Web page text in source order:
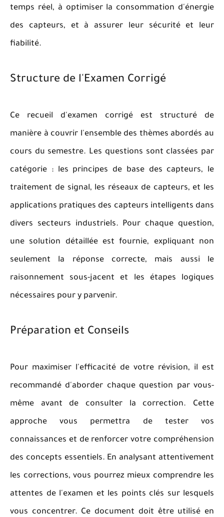
temps réel, à optimiser la consommation d'énergie
des capteurs, et à assurer leur sécurité et leur
fiabilité.
Structure de l'Examen Corrigé
Ce recueil d'examen corrigé est structuré de
manière à couvrir l'ensemble des thèmes abordés au
cours du semestre. Les questions sont classées par
catégorie : les principes de base des capteurs, le
traitement de signal, les réseaux de capteurs, et les
applications pratiques des capteurs intelligents dans
divers secteurs industriels. Pour chaque question,
une solution détaillée est fournie, expliquant non
seulement la réponse correcte, mais aussi le
raisonnement sous-jacent et les étapes logiques
nécessaires pour y parvenir.
Préparation et Conseils
Pour maximiser l'efficacité de votre révision, il est
recommandé d'aborder chaque question par vous-
même avant de consulter la correction. Cette
approche vous permettra de tester vos
connaissances et de renforcer votre compréhension
des concepts essentiels. En analysant attentivement
les corrections, vous pourrez mieux comprendre les
attentes de l'examen et les points clés sur lesquels
vous concentrer. Ce document doit être utilisé en